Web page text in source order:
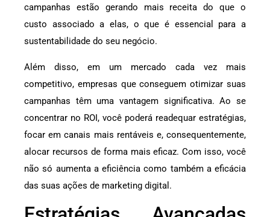
campanhas estão gerando mais receita do que o
custo associado a elas, o que é essencial para a
sustentabilidade do seu negócio.
Além disso, em um mercado cada vez mais
competitivo, empresas que conseguem otimizar suas
campanhas têm uma vantagem significativa. Ao se
concentrar no ROI, você poderá readequar estratégias,
focar em canais mais rentáveis e, consequentemente,
alocar recursos de forma mais eficaz. Com isso, você
não só aumenta a eficiência como também a eficácia
das suas ações de marketing digital.